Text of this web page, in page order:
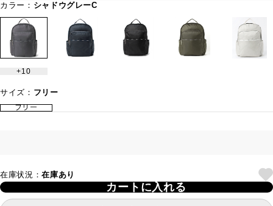
カラー： シャドウグレーC
10
サイズ： フリー
フリー
在庫状況：在庫あり
カートに入れる